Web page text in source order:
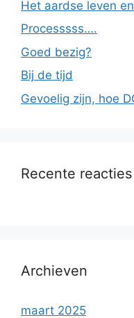
Het aardse leven
Processsss….
Goed bezig?
Bij de tijd
Gevoelig zijn, hoe
Recente reacties
Archieven
maart 2025